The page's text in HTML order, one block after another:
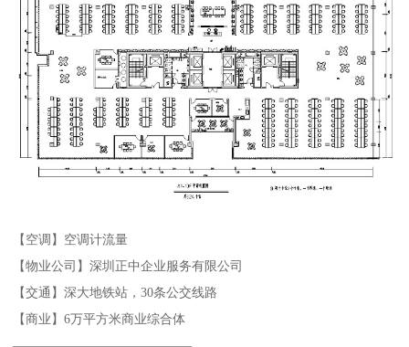
【空调】空调计流量
【物业公司】深圳正中企业服务有限公司
【交通】深大地铁站，30条公交线路
【商业】6万平方米商业综合体